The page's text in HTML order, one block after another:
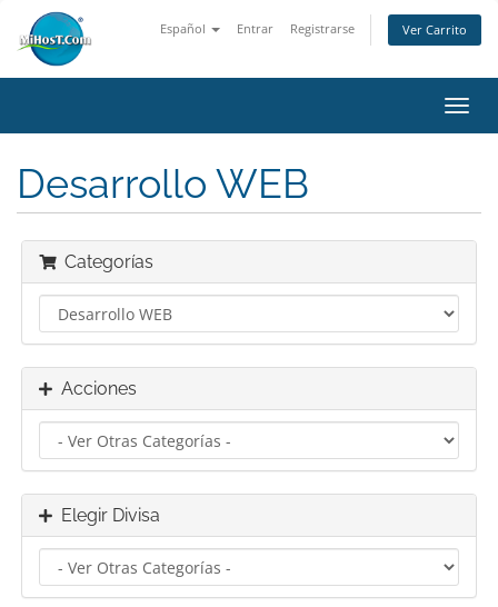
Español Entrar Registrarse Ver Carrito
Desarrollo WEB
Categorías
Acciones
Elegir Divisa